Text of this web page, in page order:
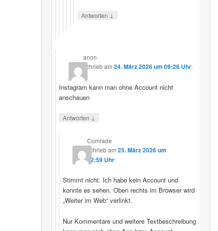
Antworten ↓
anon
schriebam24. März 2026 um 09:26 Uhr:
Instagram kann man ohne Account nicht
anschauen
Antworten ↓
Comrade
schriebam 25. März 2026 um
12:59 Uhr:
Stimmt nicht. Ich habe kein Account und
konnte es sehen. Oben rechts im Browser wird
„Weiter im Web“ verlinkt.
Nur Kommentare und weitere Textbeschreibung